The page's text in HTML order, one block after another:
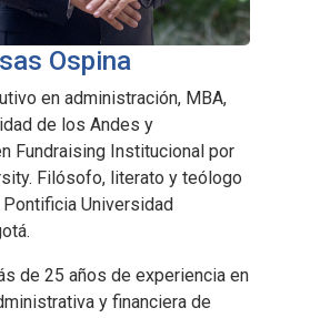
Ospina
en administración, MBA,
de los Andes y
Fundraising Institucional por
Filósofo, literato y teólogo
Universidad
de 25 años de experiencia en
y financiera de